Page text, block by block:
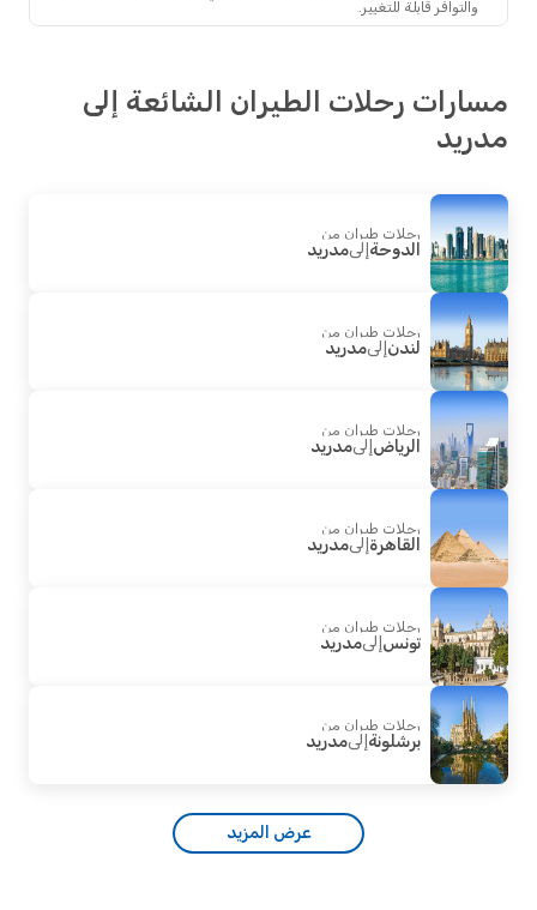
والتوافر قابلة للتغيير.
رحلات الطيران الشائعة إلى
رحلات طيران من
الدوحة إلىمدريد
رحلات طيران من
لندنإلى مدريد
رحلات طيران من
الرياض إلىمدريد
رحلات طيران من
القاهرة إلىمدريد
رحلات طيران من
تونسإلىمدريد
رحلات طيران من
برشلونة إلىمدريد
عرض المزيد